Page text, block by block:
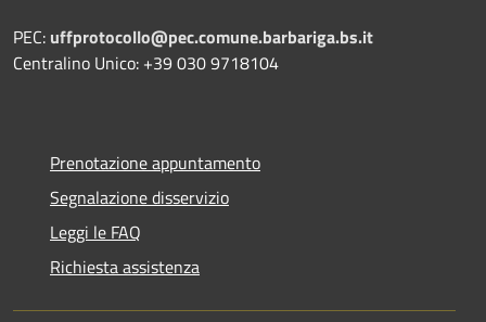
PEC: uffprotocollo@pec.comune.barbariga.bs.it
Centralino Unico: +39 030 9718104
Prenotazione appuntamento
Segnalazione disservizio
Leggi le FAQ
Richiesta assistenza